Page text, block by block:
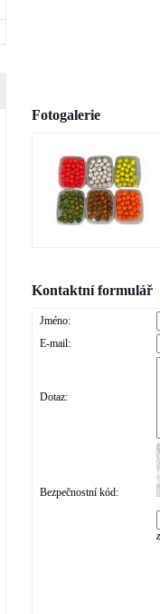
Fotogalerie
Kontaktní formulář
Jméno:
E-mail:
Dotaz:
Bezpečnostní kód: